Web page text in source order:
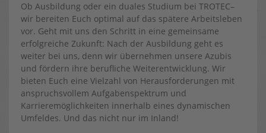
Ob Ausbildung oder ein duales Studium bei TROTEC–
wir bereiten Euch optimal auf das spätere Arbeitsleben
vor. Geht mit uns den Schritt in eine gemeinsame
erfolgreiche Zukunft: Nach der Ausbildung geht es
weiter bei uns, denn wir übernehmen unsere Azubis
und fördern ihre berufliche Weiterentwicklung. Wir
bieten Euch eine Vielzahl von Herausforderungen mit
anspruchsvollem Aufgabenspektrum und
Karrieremöglichkeiten innerhalb eines dynamischen
Umfeldes. Und das nicht nur im Inland!